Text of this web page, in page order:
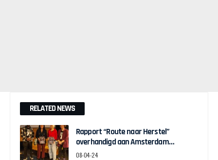
RELATED NEWS
Rapport “Route naar Herstel”
overhandigd aan Amsterdam
Wethouder Touria Meliani
08-04-24